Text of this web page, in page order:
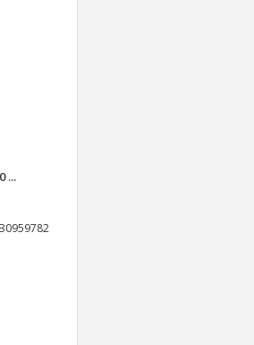
...